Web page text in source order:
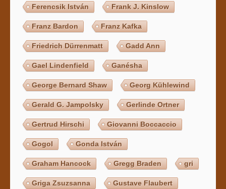
Ferencsik István Frank J. Kinslow
Franz Bardon Franz Kafka
Friedrich Dürrenmatt Gadd Ann
Gael Lindenfield Ganésha
George Bernard Shaw Georg Kühlewind
Gerald G. Jampolsky Gerlinde Ortner
Gertrud Hirschi Giovanni Boccaccio
Gogol Gonda István
Graham Hancock Gregg Braden gri
Griga Zsuzsanna Gustave Flaubert